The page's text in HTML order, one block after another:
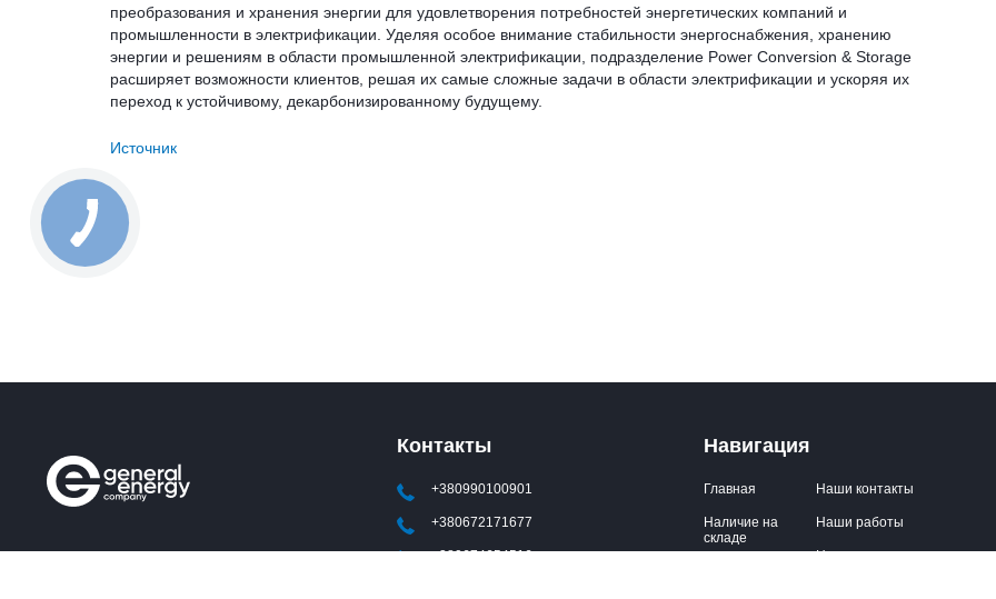
преобразования и хранения энергии для удовлетворения потребностей энергетических компаний и
промышленности в электрификации. Уделяя особое внимание стабильности энергоснабжения, хранению
энергии и решениям в области промышленной электрификации, подразделение Power Conversion & Storage
расширяет возможности клиентов, решая их самые сложные задачи в области электрификации и ускоряя их
переход к устойчивому, декарбонизированному будущему.
Источник
Контакты
+380990100901
+380672171677
+380674654516
Навигация
Главная
Наличие на
складе
Наши контакты
Наши работы
Новости